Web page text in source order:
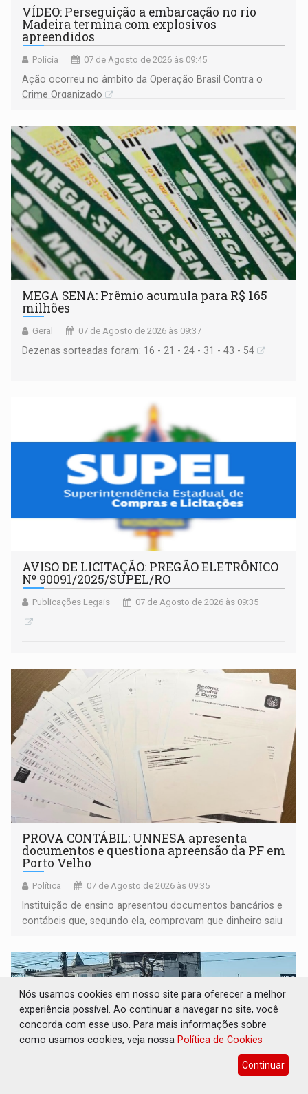
VÍDEO: Perseguição a embarcação no rio
Madeira termina com explosivos
apreendidos
Polícia 07 de Agosto de 2026 às 09:45
Ação ocorreu no âmbito da Operação Brasil Contra o
Crime Organizado
MEGA SENA: Prêmio acumula para R$ 165
milhões
Geral 07 de Agosto de 2026 às 09:37
Dezenas sorteadas foram: 16 - 21 - 24 - 31 - 43 - 54
AVISO DE LICITAÇÃO: PREGÃO ELETRÔNICO
Nº 90091/2025/SUPEL/RO
Publicações Legais 07 de Agosto de 2026 às 09:35
PROVA CONTÁBIL: UNNESA apresenta
documentos e questiona apreensão da PF em
Porto Velho
Política 07 de Agosto de 2026 às 09:35
Instituição de ensino apresentou documentos bancários e
contábeis que, segundo ela, comprovam que dinheiro saiu
apreendido quando já estava dentro da sede da entidade
— em pleno ano eleitoral em Rondônia
Nós usamos cookies em nosso site para oferecer a melhor
experiência possível. Ao continuar a navegar no site, você
concorda com esse uso. Para mais informações sobre
como usamos cookies, veja nossa Política de Cookies
Continuar